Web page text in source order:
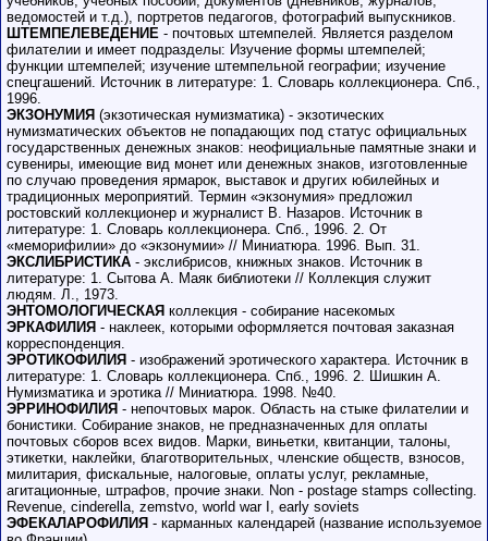
ведомостей и т.д.), портретов педагогов, фотографий выпускников.
ШТЕМПЕЛЕВЕДЕНИЕ - почтовых штемпелей. Является разделом
филателии и имеет подразделы: Изучение формы штемпелей;
функции штемпелей; изучение штемпельной географии; изучение
спецгашений. Источник в литературе: 1. Словарь коллекционера. Спб.,
1996.
ЭКЗОНУМИЯ (экзотическая нумизматика) - экзотических
нумизматических объектов не попадающих под статус официальных
государственных денежных знаков: неофициальные памятные знаки и
сувениры, имеющие вид монет или денежных знаков, изготовленные
по случаю проведения ярмарок, выставок и других юбилейных и
традиционных мероприятий. Термин «экзонумия» предложил
ростовский коллекционер и журналист В. Назаров. Источник в
литературе: 1. Словарь коллекционера. Спб., 1996. 2. От
«меморифилии» до «экзонумии» // Миниатюра. 1996. Вып. 31.
ЭКСЛИБРИСТИКА - экслибрисов, книжных знаков. Источник в
литературе: 1. Сытова А. Маяк библиотеки // Коллекция служит
людям. Л., 1973.
ЭНТОМОЛОГИЧЕСКАЯ коллекция - собирание насекомых
ЭРКАФИЛИЯ - наклеек, которыми оформляется почтовая заказная
корреспонденция.
ЭРОТИКОФИЛИЯ - изображений эротического характера. Источник в
литературе: 1. Словарь коллекционера. Спб., 1996. 2. Шишкин А.
Нумизматика и эротика // Миниатюра. 1998. №40.
ЭРРИНОФИЛИЯ - непочтовых марок. Область на стыке филателии и
бонистики. Собирание знаков, не предназначенных для оплаты
почтовых сборов всех видов. Марки, виньетки, квитанции, талоны,
этикетки, наклейки, благотворительных, членские обществ, взносов,
милитария, фискальные, налоговые, оплаты услуг, рекламные,
агитационные, штрафов, прочие знаки. Non - postage stamps collecting.
Revenue, cinderella, zemstvo, world war I, early soviets
ЭФЕКАЛАРОФИЛИЯ - карманных календарей (название используемое